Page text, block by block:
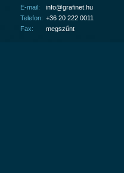
E-mail:
info@grafinet.hu
Telefon: +36 20 222 0011
Fax:
megszűnt